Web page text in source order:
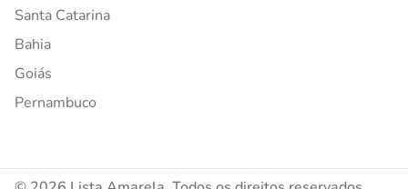
Santa Catarina
Bahia
Goiás
Pernambuco